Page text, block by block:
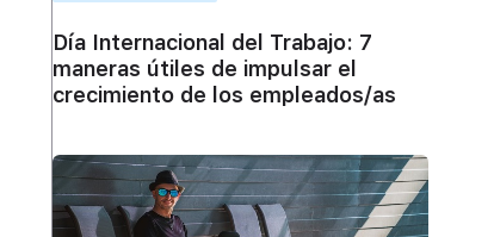
Día Internacional del Trabajo: 7
maneras útiles de impulsar el
crecimiento de los empleados/as